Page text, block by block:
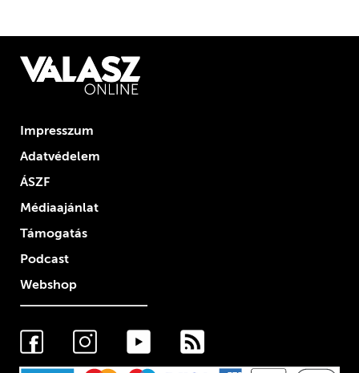
Impresszum
Adatvédelem
ÁSZF
Médiaajánlat
Támogatás
Podcast
Webshop